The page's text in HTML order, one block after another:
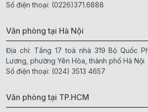
Số điện thoại: (0226)371.6888
Văn phòng tại Hà Nội
Địa chỉ: Tầng 17 toà nhà 319 Bộ Quốc
Lương, phường Yên Hòa, thành phố Hà Nội
Số điện thoại: (024) 3513 4657
Văn phòng tại TP.HCM